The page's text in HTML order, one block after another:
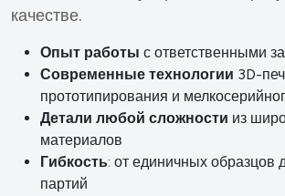
качестве.
Опыт работы с ответственными
Современные технологии 3D-
прототипирования и
Детали любой сложности из
материалов
Гибкость: от единичных образцов
партий